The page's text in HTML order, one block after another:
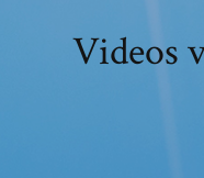
Videos